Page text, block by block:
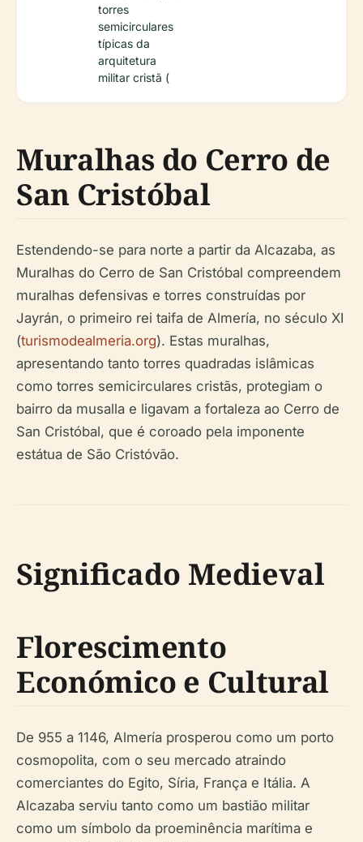
torres
semicirculares
típicas da
arquitetura
militar cristã (
Muralhas do Cerro de
San Cristóbal
Estendendo-se para norte a partir da Alcazaba, as
Muralhas do Cerro de San Cristóbal compreendem
muralhas defensivas e torres construídas por
Jayrán, o primeiro rei taifa de Almería, no século XI
(turismodealmeria.org). Estas muralhas,
apresentando tanto torres quadradas islâmicas
como torres semicirculares cristãs, protegiam o
bairro da musalla e ligavam a fortaleza ao Cerro de
San Cristóbal, que é coroado pela imponente
estátua de São Cristóvão.
Significado Medieval
Florescimento
Económico e Cultural
De 955 a 1146, Almería prosperou como um porto
cosmopolita, com o seu mercado atraindo
comerciantes do Egito, Síria, França e Itália. A
Alcazaba serviu tanto como um bastião militar
como um símbolo da proeminência marítima e